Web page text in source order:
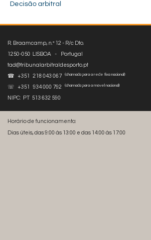
Decisão arbitral
R. Braamcamp, n.º 12 - R/c Dto.
1250-050 LISBOA - Portugal
tad@tribunalarbitraldesporto.pt
☎ +351 218 043 067
(chamada para a rede fixa nacional)
☏ +351 934 000 792 (chamada para a móvel nacional)
NIPC: PT 513 632 590
Horário de funcionamento:
Dias úteis, das 9:00 às 13:00 e das 14:00 às 17:00